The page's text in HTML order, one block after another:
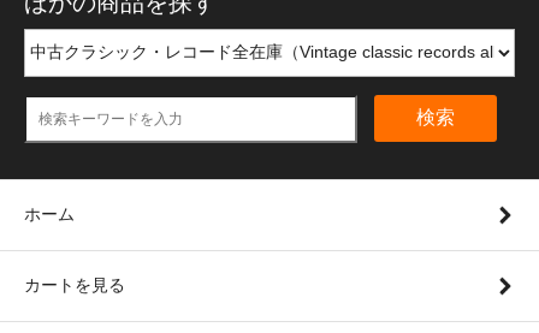
検索
ホーム
カートを見る